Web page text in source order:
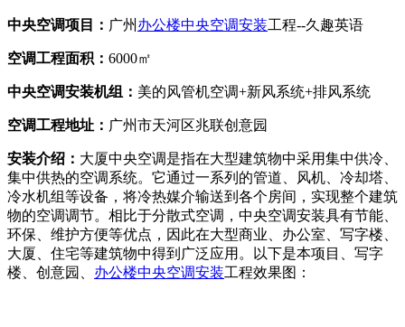
中央空调项目： 广州 办公楼中央空调安装工程--久趣英语
空调工程面积： 6000㎡
中央空调安装机组： 美的风管机空调+新风系统+排风系统
空调工程地址： 广州市天河区兆联创意园
安装介绍： 大厦中央空调是指在大型建筑物中采用集中供冷、
集中供热的空调系统。它通过一系列的管道、风机、冷却塔、
冷水机组等设备，将冷热媒介输送到各个房间，实现整个建筑
物的空调调节。相比于分散式空调，中央空调安装具有节能、
环保、维护方便等优点，因此在大型商业、办公室、写字楼、
大厦、住宅等建筑物中得到广泛应用。以下是本项目、写字
楼、创意园、 办公楼中央空调安装工程效果图：